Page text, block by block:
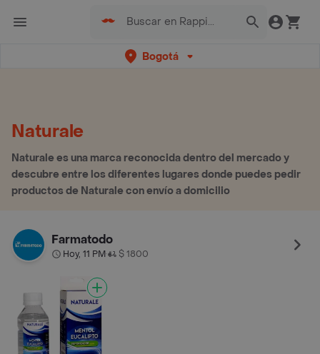
Bogotá
Naturale
Naturale es una marca reconocida dentro del mercado y
descubre entre los diferentes lugares donde puedes pedir
productos de Naturale con envío a domicilio
Farmatodo
Hoy, 11 PM• $ 1800